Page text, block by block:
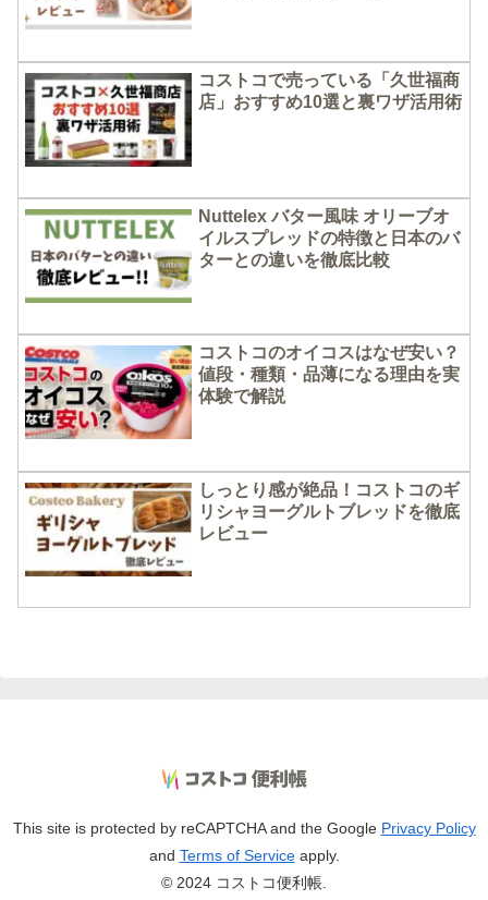
コストコで売っている「久世福商
店」おすすめ10選と裏ワザ活用術
Nuttelex バター風味 オリーブオ
イルスプレッドの特徴と日本のバ
ターとの違いを徹底比較
コストコのオイコスはなぜ安い？
値段・種類・品薄になる理由を実
体験で解説
しっとり感が絶品！コストコのギ
リシャヨーグルトブレッドを徹底
レビュー
This site is protected by reCAPTCHA and the Google Privacy Policy
and Terms of Serviceapply.
© 2024 コストコ便利帳.